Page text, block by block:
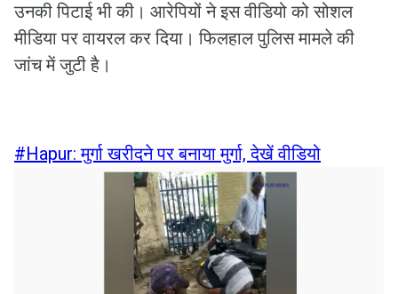
उनकी पिटाई भी की। आरेपियों ने इस वीडियो को सोशल
मीडिया पर वायरल कर दिया। फिलहाल पुलिस मामले की
जांच में जुटी है।
#Hapur: मुर्गा खरीदने पर बनाया मुर्गा, देखें वीडियो